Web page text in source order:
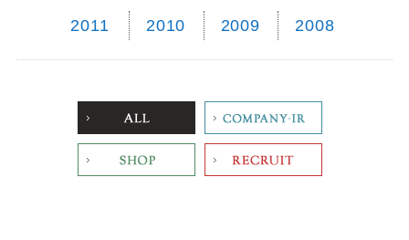
2011 2010 2009 2008
ALL Company